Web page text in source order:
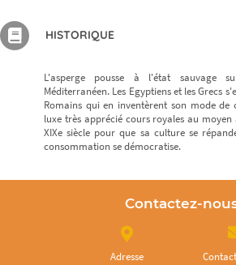
HISTORIQUE
L'asperge pousse à l'état sauvage
Méditerranéen. Les Egyptiens et les Grecs
Romains qui en inventèrent son mode de
luxe très apprécié cours royales au
XIXe siècle pour que sa culture se
consommation se démocratise.
Contactez-
Adresse